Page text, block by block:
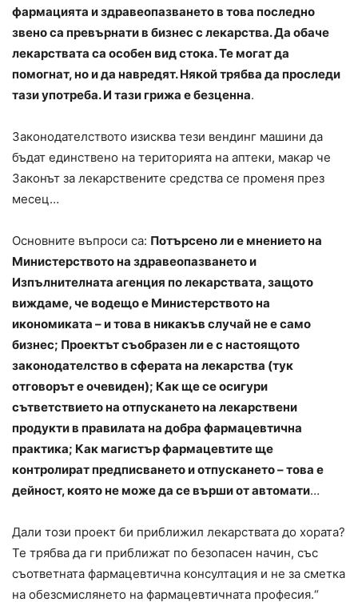
фармацията и здравеопазването в това последно
звено са превърнати в бизнес с лекарства. Да обаче
лекарствата са особен вид стока. Те могат да
помогнат, но и да навредят. Някой трябва да проследи
тази употреба. И тази грижа е безценна.
Законодателството изисква тези вендинг машини да
бъдат единствено на територията на аптеки, макар че
Законът за лекарствените средства се променя през
месец…
Основните въпроси са: Потърсено ли е мнението на
Министерството на здравеопазването и
Изпълнителната агенция по лекарствата, защото
виждаме, че водещо е Министерството на
икономиката – и това в никакъв случай не е само
бизнес; Проектът съобразен ли е с настоящото
законодателство в сферата на лекарства (тук
отговорът е очевиден); Как ще се осигури
сътветствието на отпускането на лекарствени
продукти в правилата на добра фармацевтична
практика; Как магистър фармацевтите ще
контролират предписването и отпускането – това е
дейност, която не може да се върши от автомати…
Дали този проект би приближил лекарствата до хората?
Те трябва да ги приближат по безопасен начин, със
съответната фармацевтична консултация и не за сметка
на обезсмислянето на фармацевтичната професия.“